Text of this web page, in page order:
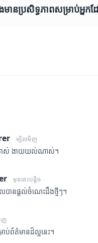
មានប្រសិទ្ធភាពសម្រាប់អ្នក
ម្សិលមិញ
លាស់ ងាយយល់ណាស់។
មុននេះបន្តិច
បានផ្តល់ចំណេះដឹងថ្មីៗ។
ញ
ព័ត៌មានដ៏ល្អនេះ។